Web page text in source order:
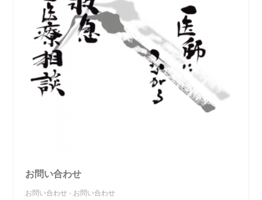
お問い合わせ
お問い合わせ - お問い合わせ